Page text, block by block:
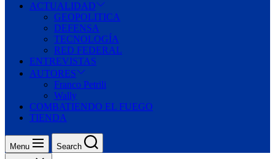
ACTUALIDAD
GEOPOLITICA
DEFENSA
TECNOLOGÍA
RED FEDERAL
ENTREVISTAS
AUTORES
Franco Petrili
Wally
COMBATIENDO EL FUEGO
TIENDA
Menu Search